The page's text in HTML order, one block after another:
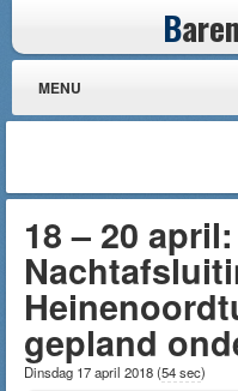
B
MENU
18 – 20 april:
gepland
Dinsdag 17 april 2018(54 sec)